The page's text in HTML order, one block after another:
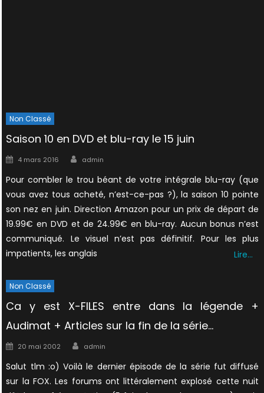
Non Classé
Saison 10 en DVD et blu-ray le 15 juin
Posted
4 mars 2016 Author
admin
Pour combler le trou béant de votre intégrale blu-ray (que
vous avez tous acheté, n’est-ce-pas ?), la saison 10 pointe
son nez en juin. Direction Amazon pour un prix de départ de
19.99€ en DVD et de 24.99€ en blu-ray. Aucun bonus n’est
communiqué. Le visuel n’est pas définitif. Pour les plus
impatients, les anglais
Lire…
Non Classé
Ca y est X-FILES entre dans la légende +
Audimat + Articles sur la fin de la série…
Posted
20 mai 2002 Author
admin
Salut tlm :o) Voilà le dernier épisode de la série fut diffusé
sur la FOX. Les forums ont littéralement explosé cette nuit